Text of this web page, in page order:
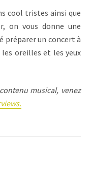
cool tristes ainsi que
on vous donne une
préparer un concert à
les oreilles et les yeux
musical, venez